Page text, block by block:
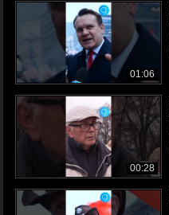
01:06
00:28